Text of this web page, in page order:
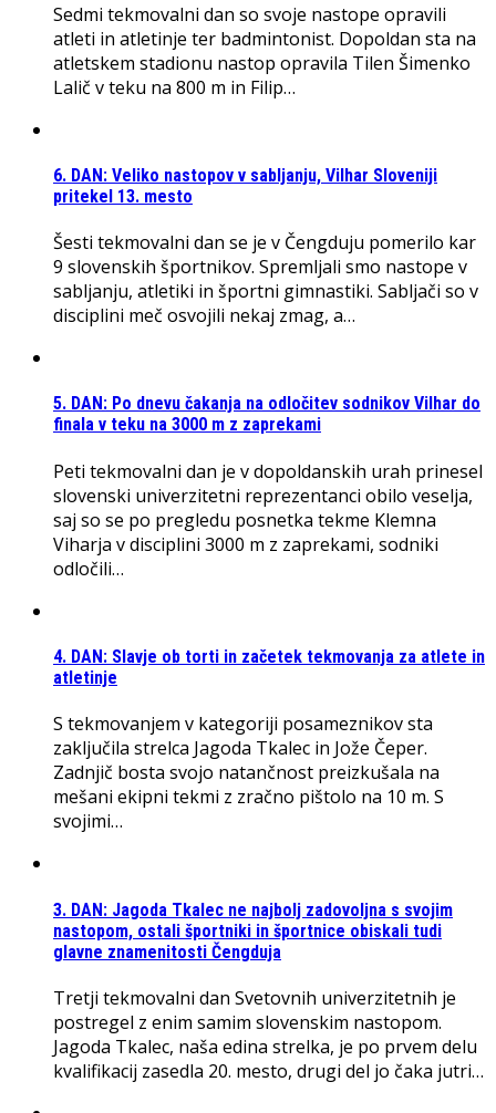
Sedmi tekmovalni dan so svoje nastope opravili
atleti in atletinje ter badmintonist. Dopoldan sta na
atletskem stadionu nastop opravila Tilen Šimenko
Lalič v teku na 800 m in Filip…
6. DAN: Veliko nastopov v sabljanju, Vilhar Sloveniji
pritekel 13. mesto
Šesti tekmovalni dan se je v Čengduju pomerilo kar
9 slovenskih športnikov. Spremljali smo nastope v
sabljanju, atletiki in športni gimnastiki. Sabljači so v
disciplini meč osvojili nekaj zmag, a…
5. DAN: Po dnevu čakanja na odločitev sodnikov Vilhar do
finala v teku na 3000 m z zaprekami
Peti tekmovalni dan je v dopoldanskih urah prinesel
slovenski univerzitetni reprezentanci obilo veselja,
saj so se po pregledu posnetka tekme Klemna
Viharja v disciplini 3000 m z zaprekami, sodniki
odločili…
4. DAN: Slavje ob torti in začetek tekmovanja za atlete in
atletinje
S tekmovanjem v kategoriji posameznikov sta
zaključila strelca Jagoda Tkalec in Jože Čeper.
Zadnjič bosta svojo natančnost preizkušala na
mešani ekipni tekmi z zračno pištolo na 10 m. S
svojimi…
3. DAN: Jagoda Tkalec ne najbolj zadovoljna s svojim
nastopom, ostali športniki in športnice obiskali tudi
glavne znamenitosti Čengduja
Tretji tekmovalni dan Svetovnih univerzitetnih je
postregel z enim samim slovenskim nastopom.
Jagoda Tkalec, naša edina strelka, je po prvem delu
kvalifikacij zasedla 20. mesto, drugi del jo čaka jutri…